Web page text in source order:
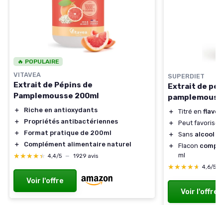
🔥 POPULAIRE
VITAVEA
Extrait de Pépins de
Pamplemousse 200ml
＋
Riche en antioxydants
＋
Propriétés antibactériennes
＋
Format pratique de 200ml
＋
Complément alimentaire naturel
★★★★★
★★★★★ 4,4/5 — 1929 avis
Voir l'offre
SUPERDIET
Extrait de
＋ Titré en
＋
Peut
＋
Sans alcool
＋
Flacon
ml
★★★★★
★★★★★ 4,6/5
Voir l'offre